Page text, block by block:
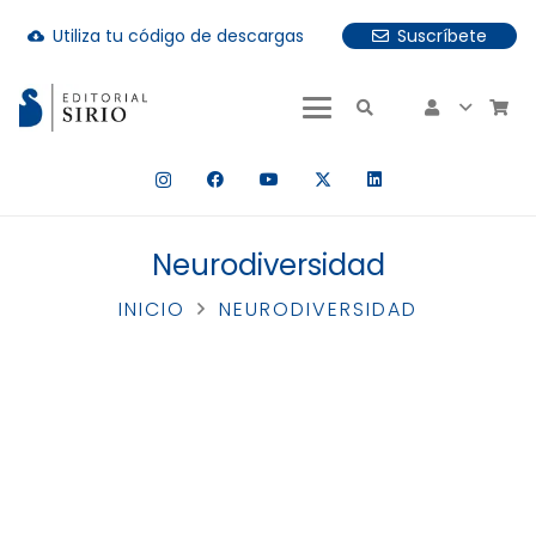
cloud_download Utiliza tu código de descargas
Suscríbete
hay resultados autocompletados, puedes utilizar las
Neurodiversidad
INICIO NEURODIVERSIDAD